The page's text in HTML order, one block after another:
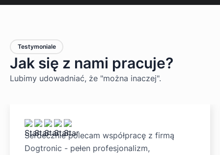
Testymoniale
Jak się z nami pracuje?
Lubimy udowadniać, że "można inaczej".
Serdecznie polecam współpracę z firmą
Dogtronic - pełen profesjonalizm,